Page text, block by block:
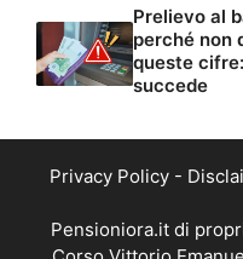
Prelievo al
perché non
queste
succede
Privacy Policy -
Pensioniora.it di